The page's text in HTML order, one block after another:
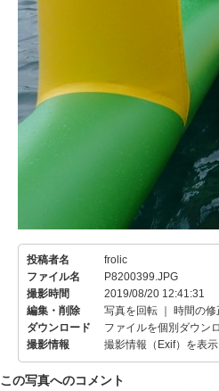
投稿者名
frolic
ファイル名
P8200399.JPG
撮影時間
2019/08/20 12:41:31
編集・削除
写真を回転 時間の修
ダウンロード
ファイルを個別ダウン
撮影情報
撮影情報（Exif）を表示
この写真へのコメント